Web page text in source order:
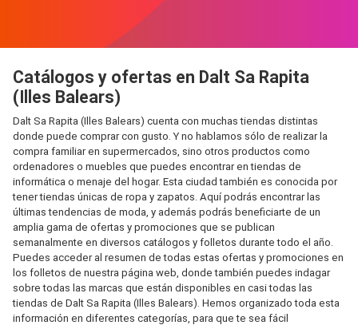
Catálogos y ofertas en Dalt Sa Rapita
(Illes Balears)
Dalt Sa Rapita (Illes Balears) cuenta con muchas tiendas distintas
donde puede comprar con gusto. Y no hablamos sólo de realizar la
compra familiar en supermercados, sino otros productos como
ordenadores o muebles que puedes encontrar en tiendas de
informática o menaje del hogar. Esta ciudad también es conocida por
tener tiendas únicas de ropa y zapatos. Aquí podrás encontrar las
últimas tendencias de moda, y además podrás beneficiarte de un
amplia gama de ofertas y promociones que se publican
semanalmente en diversos catálogos y folletos durante todo el año.
Puedes acceder al resumen de todas estas ofertas y promociones en
los folletos de nuestra página web, donde también puedes indagar
sobre todas las marcas que están disponibles en casi todas las
tiendas de Dalt Sa Rapita (Illes Balears). Hemos organizado toda esta
información en diferentes categorías, para que te sea fácil